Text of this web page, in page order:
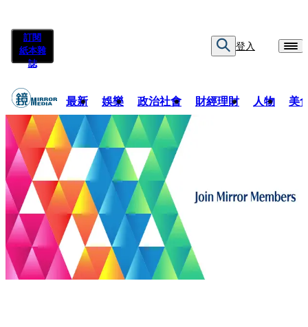
訂閱
紙本雜
誌
登入
最新 娛樂 政治社會 財經理財 人物 美